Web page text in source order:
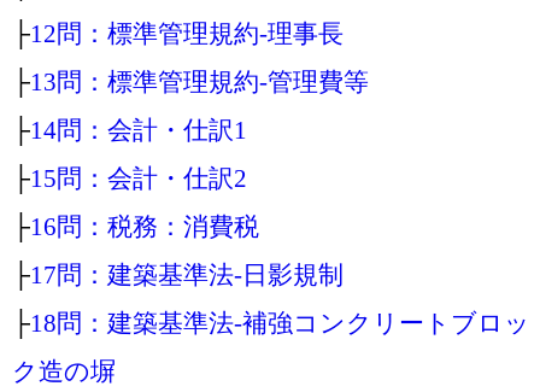
├12問：標準管理規約‐理事長
├13問：標準管理規約‐管理費等
├14問：会計・仕訳1
├15問：会計・仕訳2
├16問：税務：消費税
├17問：建築基準法‐日影規制
├18問：建築基準法‐補強コンクリートブロッ
ク造の塀